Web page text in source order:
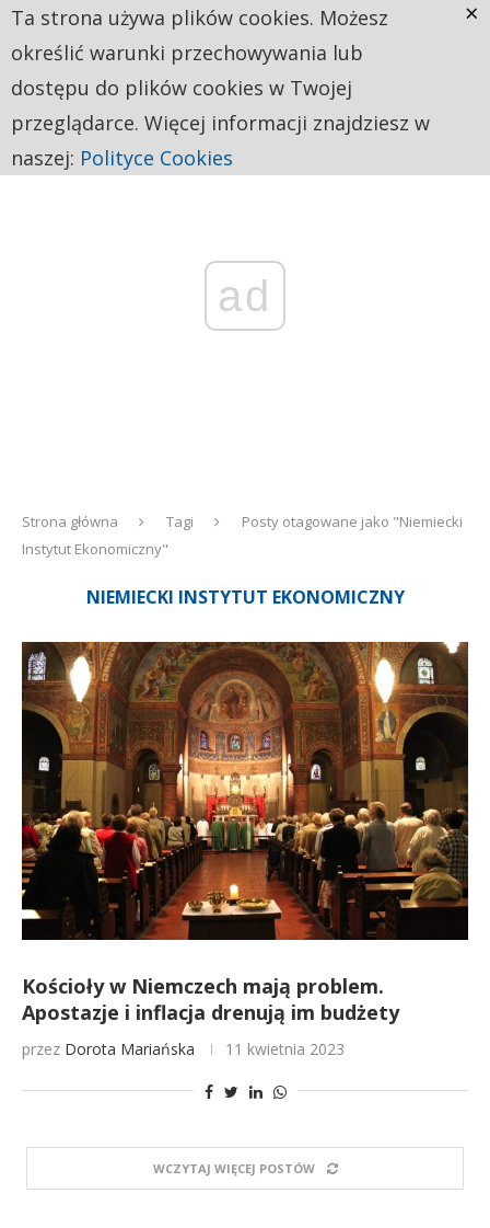
ad
Strona główna Tagi
Posty otagowane jako "Niemiecki
Instytut Ekonomiczny"
NIEMIECKI INSTYTUT EKONOMICZNY
Kościoły w Niemczech mają problem.
Apostazje i inflacja drenują im budżety
przez Dorota Mariańska 11 kwietnia 2023
WCZYTAJ WIĘCEJ POSTÓW
Ta strona używa plików cookies. Możesz
określić warunki przechowywania lub
dostępu do plików cookies w Twojej
przeglądarce. Więcej informacji znajdziesz w
naszej: Polityce Cookies
×